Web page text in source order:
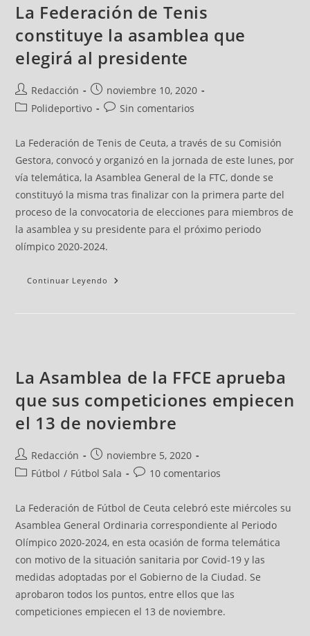
La Federación de Tenis
constituye la asamblea que
elegirá al presidente
Redacción
noviembre 10, 2020
Polideportivo
Sin comentarios
La Federación de Tenis de Ceuta, a través de su Comisión
Gestora, convocó y organizó en la jornada de este lunes, por
vía telemática, la Asamblea General de la FTC, donde se
constituyó la misma tras finalizar con la primera parte del
proceso de la convocatoria de elecciones para miembros de
la asamblea y su presidente para el próximo periodo
olímpico 2020-2024.
Continuar Leyendo
La Asamblea de la FFCE aprueba
que sus competiciones empiecen
el 13 de noviembre
Redacción
noviembre 5, 2020
Fútbol / Fútbol Sala 10 comentarios
La Federación de Fútbol de Ceuta celebró este miércoles su
Asamblea General Ordinaria correspondiente al Periodo
Olímpico 2020-2024, en esta ocasión de forma telemática
con motivo de la situación sanitaria por Covid-19 y las
medidas adoptadas por el Gobierno de la Ciudad. Se
aprobaron todos los puntos, entre ellos que las
competiciones empiecen el 13 de noviembre.